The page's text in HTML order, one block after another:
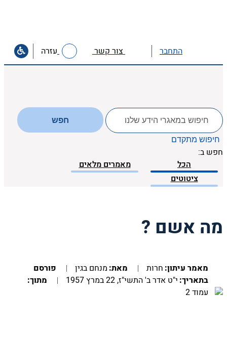
התחבר צור קשר עזרה
לחפש
ב:
חפש
חיפוש מתקדם
חפש ב:
הכל
מאמרים מלאים
ציטוטים
מה אשם ?
מאמר עיתון: חרות מאת: מנחם בגין
פורסם
בתאריך: י"ט אדר ב' התשי"ז, 22 במרץ 1957
מתוך:
עמוד 2